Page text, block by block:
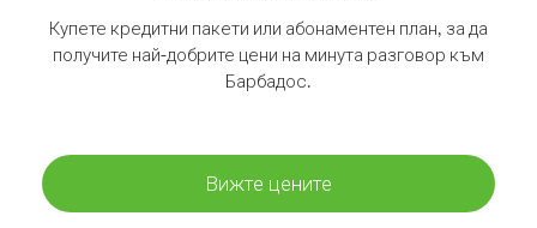
Купете кредитни пакети или абонаментен план, за да
получите най-добрите цени на минута разговор към
Барбадос.
Вижте цените